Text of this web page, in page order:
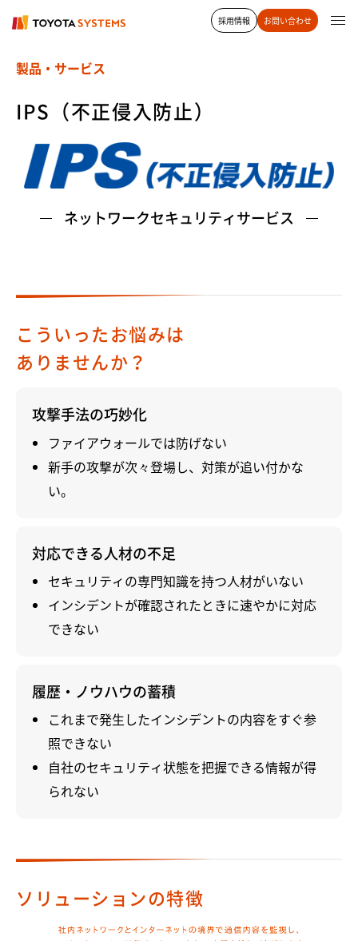
採用情報 お問い合わせ
製品・サービス
IPS（不正侵入防止）
ネットワークセキュリティサービス
こういったお悩みは
ありませんか？
攻撃手法の巧妙化
ファイアウォールでは防げない
新手の攻撃が次々登場し、対策が追い付かな
い。
対応できる人材の不足
セキュリティの専門知識を持つ人材がいない
インシデントが確認されたときに速やかに対応
できない
履歴・ノウハウの蓄積
これまで発生したインシデントの内容をすぐ参
照できない
自社のセキュリティ状態を把握できる情報が得
られない
ソリューションの特徴